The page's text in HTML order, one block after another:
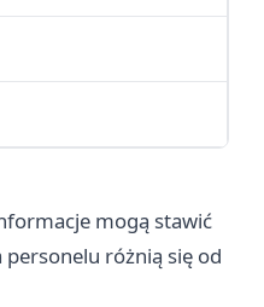
mogą stawić
różnią się od